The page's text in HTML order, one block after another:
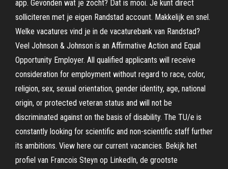
app. Gevonden wat je zocht? Dat is mooi. Je kunt direct
solliciteren met je eigen Randstad account. Makkelijk en snel.
Welke vacatures vind je in de vacaturebank van Randstad?
Veel Johnson & Johnson is an Affirmative Action and Equal
Opportunity Employer. All qualified applicants will receive
consideration for employment without regard to race, color,
religion, sex, sexual orientation, gender identity, age, national
origin, or protected veteran status and will not be
discriminated against on the basis of disability. The TU/e is
constantly looking for scientific and non-scientific staff further
its ambitions. View here our current vacancies. Bekijk het
profiel van Francois Steyn op LinkedIn, de grootste